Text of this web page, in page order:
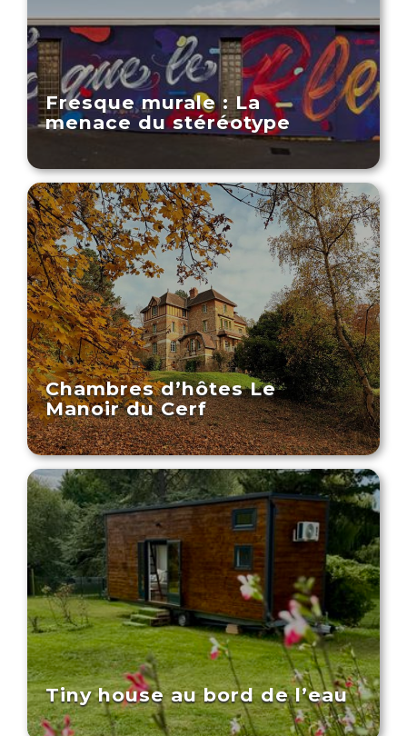
Fresque murale : La
menace du stéréotype
Chambres d’hôtes Le
Manoir du Cerf
Tiny house au bord de l’eau